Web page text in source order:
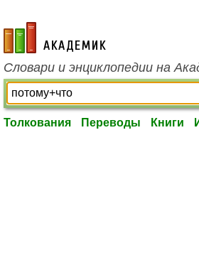
academic.ru
Словари и энциклопедии на
Толкования Переводы Книги